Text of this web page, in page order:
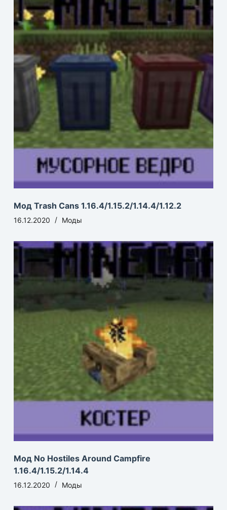
Мод Trash Cans 1.16.4/1.15.2/1.14.4/1.12.2
16.12.2020 Моды
Мод No Hostiles Around Campfire
1.16.4/1.15.2/1.14.4
16.12.2020 Моды